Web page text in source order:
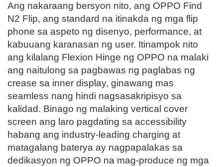
Ang nakaraang bersyon nito, ang OPPO Find
N2 Flip, ang standard na itinakda ng mga flip
phone sa aspeto ng disenyo, performance, at
kabuuang karanasan ng user. Itinampok nito
ang kilalang Flexion Hinge ng OPPO na malaki
ang naitulong sa pagbawas ng paglabas ng
crease sa inner display, ginawang mas
seamless nang hindi nagsasakripisyo sa
kalidad. Binago ng malaking vertical cover
screen ang laro pagdating sa accessibility
habang ang industry-leading charging at
matagalang baterya ay nagpapalakas sa
dedikasyon ng OPPO na mag-produce ng mga